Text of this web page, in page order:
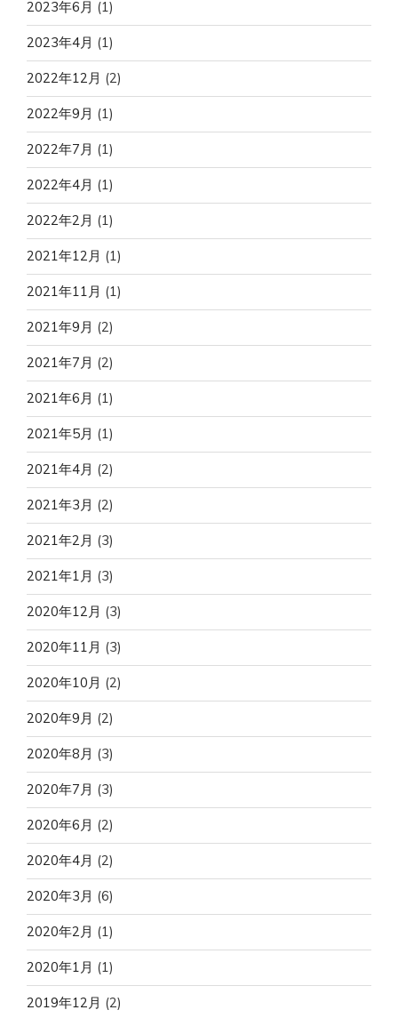
2023年6月 (1)
2023年4月 (1)
2022年12月 (2)
2022年9月 (1)
2022年7月 (1)
2022年4月 (1)
2022年2月 (1)
2021年12月 (1)
2021年11月 (1)
2021年9月 (2)
2021年7月 (2)
2021年6月 (1)
2021年5月 (1)
2021年4月 (2)
2021年3月 (2)
2021年2月 (3)
2021年1月 (3)
2020年12月 (3)
2020年11月 (3)
2020年10月 (2)
2020年9月 (2)
2020年8月 (3)
2020年7月 (3)
2020年6月 (2)
2020年4月 (2)
2020年3月 (6)
2020年2月 (1)
2020年1月 (1)
2019年12月 (2)